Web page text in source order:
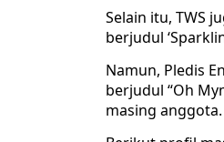
Selain itu, TWS
berjudul
Namun, Pledis
berjudul “Oh
masing anggota.